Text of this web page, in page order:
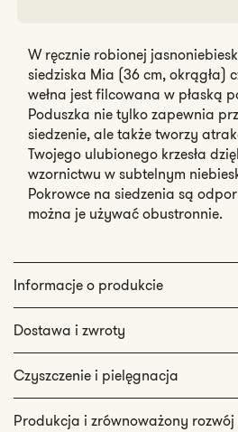
W ręcznie robionej
siedziska Mia (36 cm, okrągła)
wełna jest filcowana w płaską
Poduszka nie tylko zapewnia
siedzenie, ale także tworzy
Twojego ulubionego krzesła
wzornictwu w subtelnym
Pokrowce na siedzenia są
można je używać obustronnie.
Informacje o produkcie
Dostawa i zwroty
Czyszczenie i pielęgnacja
Produkcja i zrównoważony rozwój